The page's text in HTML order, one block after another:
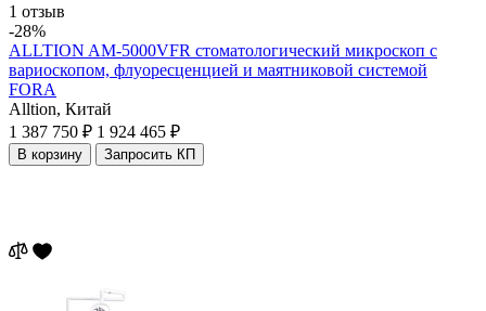
1 отзыв
-28%
ALLTION AM-5000VFR стоматологический микроскоп с
вариоскопом, флуоресценцией и маятниковой системой
FORA
Alltion, Китай
1 387 750 ₽ 1 924 465 ₽
В корзину Запросить КП